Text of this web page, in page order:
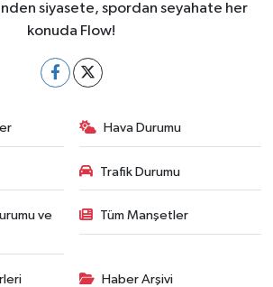
siyasete, spordan seyahate her
konuda Flow!
Hava Durumu
Trafik Durumu
ve
Tüm Manşetler
Haber Arşivi